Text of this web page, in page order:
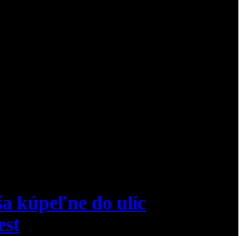
kúpeľne do ulíc